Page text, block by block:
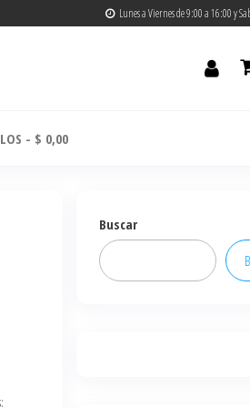
Lunes a Viernes de 9:00 a 16:00 y
$ 0,00
Buscar